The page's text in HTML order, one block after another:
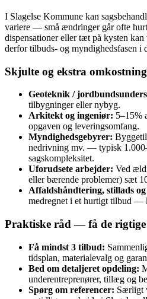
I Slagelse Kommune kan
variere — små ændringer går ofte
dispensationer eller tæt på kysten
derfor tilbuds- og myndighedsfasen i
Skjulte og ekstra
Geoteknik /
tilbygninger eller nybyg.
Arkitekt og ingeniør: 5–15%
opgaven og leveringsomfang.
Myndighedsgebyrer:
nedrivning mv. — typisk
sagskompleksitet.
Uforudsete arbejder: Ved
eller bærende problemer) sæt
Affaldshåndtering, stillads
medregnet i et hurtigt tilbud —
Praktiske råd — få de rigtige
Få mindst 3 tilbud:
tidsplan, materialevalg og
Bed om detaljeret opdeling:
underentreprenører, tillæg og
Spørg om referencer: Særligt